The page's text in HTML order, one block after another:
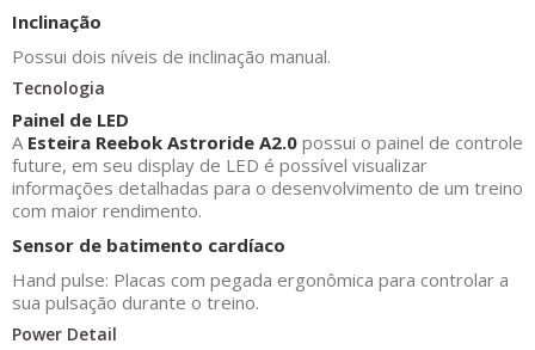
Inclinação
Possui dois níveis de inclinação manual.
Tecnologia
Painel de LED
A Esteira Reebok Astroride A2.0 possui o painel de controle
future, em seu display de LED é possível visualizar
informações detalhadas para o desenvolvimento de um treino
com maior rendimento.
Sensor de batimento cardíaco
Hand pulse: Placas com pegada ergonômica para controlar a
sua pulsação durante o treino.
Power Detail